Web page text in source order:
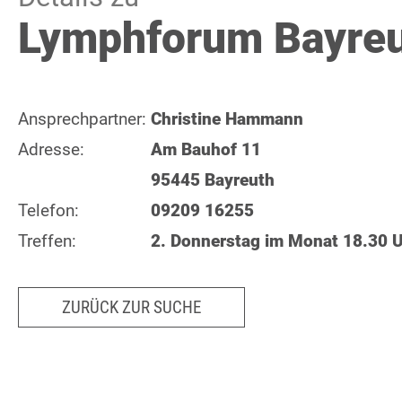
Lymphforum
Ansprechpartner: Christine Hammann
Adresse:
Am Bauhof 11
95445 Bayreuth
Telefon:
09209 16255
Treffen:
2. Donnerstag im Monat 18.30
ZURÜCK ZUR SUCHE